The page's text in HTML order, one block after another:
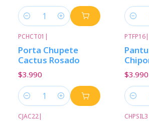
Cantidad
PCHCT01 |
Porta Chupete
Cactus Rosado
$3.990
Cantidad
PTFP16|
$3.990
CJAC22| CHPSIL3